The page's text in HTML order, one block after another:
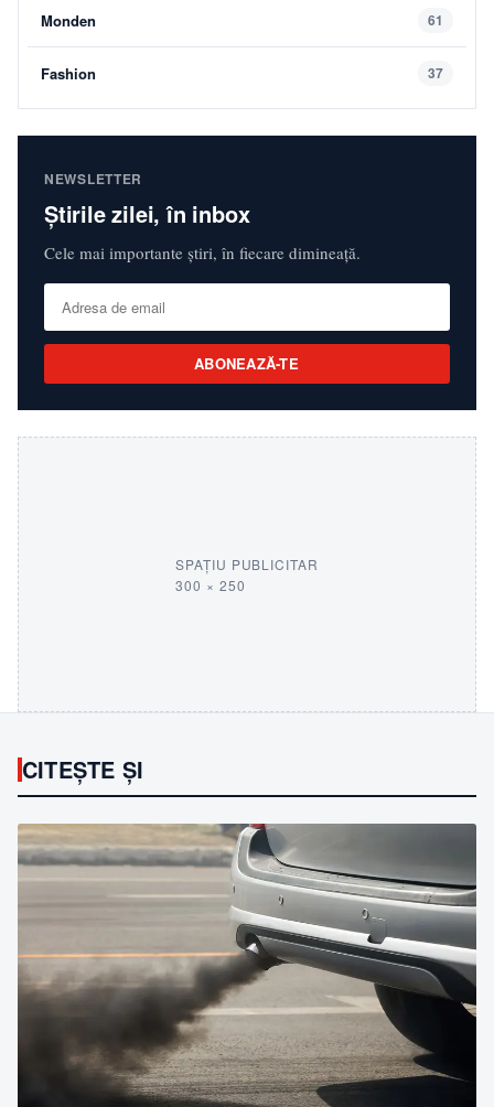
Monden 61
Fashion 37
NEWSLETTER
Știrile zilei, în inbox
Cele mai importante știri, în fiecare dimineață.
ABONEAZĂ-TE
SPAȚIU PUBLICITAR
300 × 250
CITEȘTE ȘI